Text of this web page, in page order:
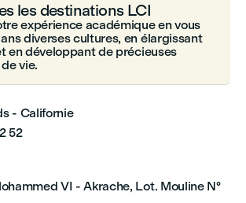
- Californie
52
VI - Akrache, Lot. Mouline N°
les destinations LCI
expérience académique en vous
diverses cultures, en élargissant
en développant de précieuses
vie.